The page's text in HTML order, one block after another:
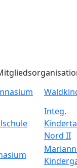
Integ.
Nord II